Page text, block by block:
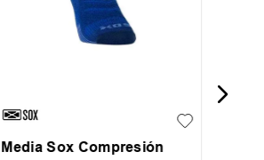
Media Sox Compresión